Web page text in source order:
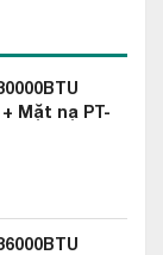
2 chiều
- Bền bỉ
giúp điều hòa
hạn chế quá
bên ngoài,
Mặt nạ PT-